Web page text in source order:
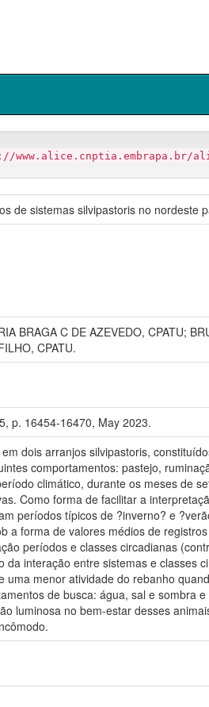
www.alice.cnptia.embrapa.br/
de sistemas silvipastoris no nordeste
BRAGA C DE AZEVEDO, CPATU;
CPATU.
p. 16454-16470, May 2023.
dois arranjos silvipastoris,
comportamentos: pastejo,
climático, durante os meses de
Como forma de facilitar a
períodos típicos de ?inverno? e
a forma de valores médios de
períodos e classes circadianas
interação entre sistemas e classes
menor atividade do rebanho
de busca: água, sal e sombra
luminosa no bem-estar desses